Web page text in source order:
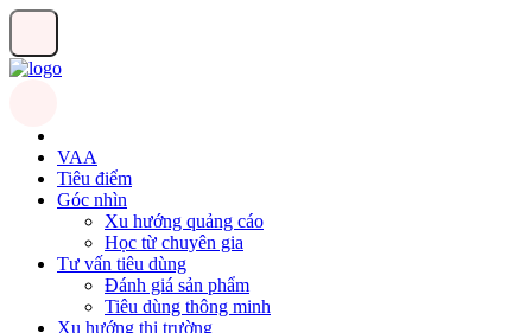
VAA
Tiêu điểm
Góc nhìn
Xu hướng quảng cáo
Học từ chuyên gia
Tư vấn tiêu dùng
Đánh giá sản phẩm
Tiêu dùng thông minh
Xu hướng thị trường